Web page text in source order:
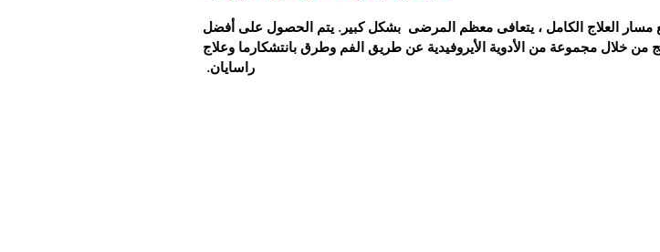
مسار العلاج الكامل ، يتعافى معظم المرضى بشكل كبير. يتم الحصول على أفضل
من خلال مجموعة من الأدوية الأيروفيدية عن طريق الفم وطرق بانتشكارما وعلاج
راسايان.